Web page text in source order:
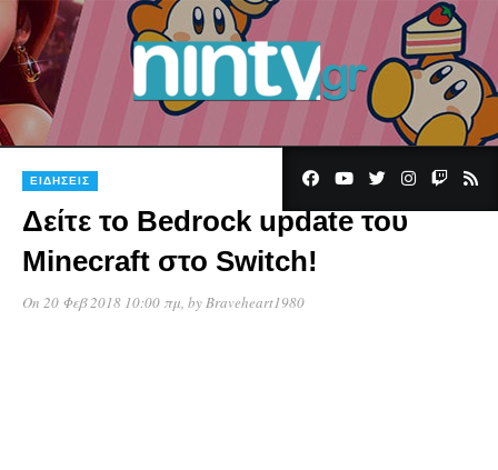
ΕΙΔΉΣΕΙΣ
Δείτε το Bedrock update του
Minecraft στο Switch!
On 20 Φεβ 2018 10:00 πμ , by Braveheart1980